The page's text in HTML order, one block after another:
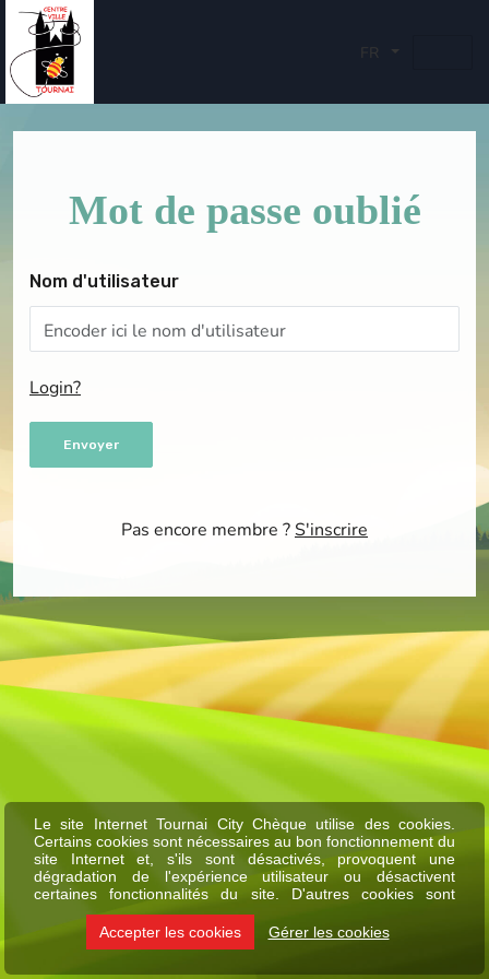
FR
Mot de passe oublié
Nom d'utilisateur
Login?
Envoyer
Pas encore membre ?S'inscrire
Le site Internet Tournai City Chèque utilise des cookies.
Certains cookies sont nécessaires au bon fonctionnement du
site Internet et, s'ils sont désactivés, provoquent une
dégradation de l'expérience utilisateur ou désactivent
certaines fonctionnalités du site. D'autres cookies sont
utilisés à des fins d'analyse ou de marketing.
Accepter les cookies
Gérer les cookies